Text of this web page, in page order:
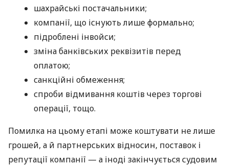
шахрайські постачальники;
компанії, що існують лише формально;
підроблені інвойси;
зміна банківських реквізитів перед
оплатою;
санкційні обмеження;
спроби відмивання коштів через торгові
операції, тощо.
Помилка на цьому етапі може коштувати не лише
грошей, а й партнерських відносин, поставок і
репутації компанії — а іноді закінчується судовим